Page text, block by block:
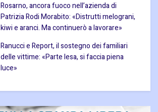
Rosarno, ancora fuoco nell’azienda di
Patrizia Rodi Morabito: «Distrutti melograni,
kiwi e aranci. Ma continuerò a lavorare»
Ranucci e Report, il sostegno dei familiari
delle vittime: «Parte lesa, si faccia piena
luce»